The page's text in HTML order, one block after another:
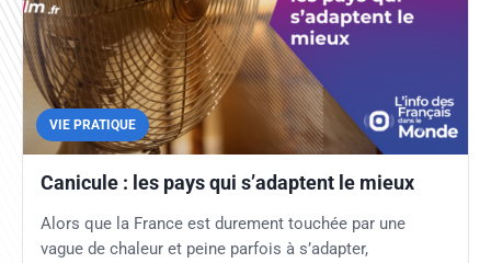
VIE PRATIQUE
Canicule : les pays qui s’adaptent le mieux
Alors que la France est durement touchée par une
vague de chaleur et peine parfois à s’adapter,